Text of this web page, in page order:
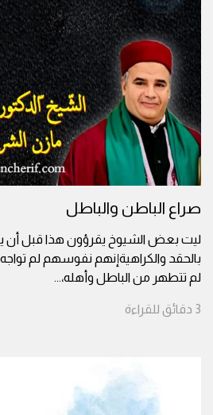
صراع الباطن والباطل
ليت بعض الشيوخ يقرؤون هذا قبل أن
بالحقد والكراهيةإنهم نفوسهم لم
لم تتطهر من الباطل وأهله،...
3 دقائق للقراءة